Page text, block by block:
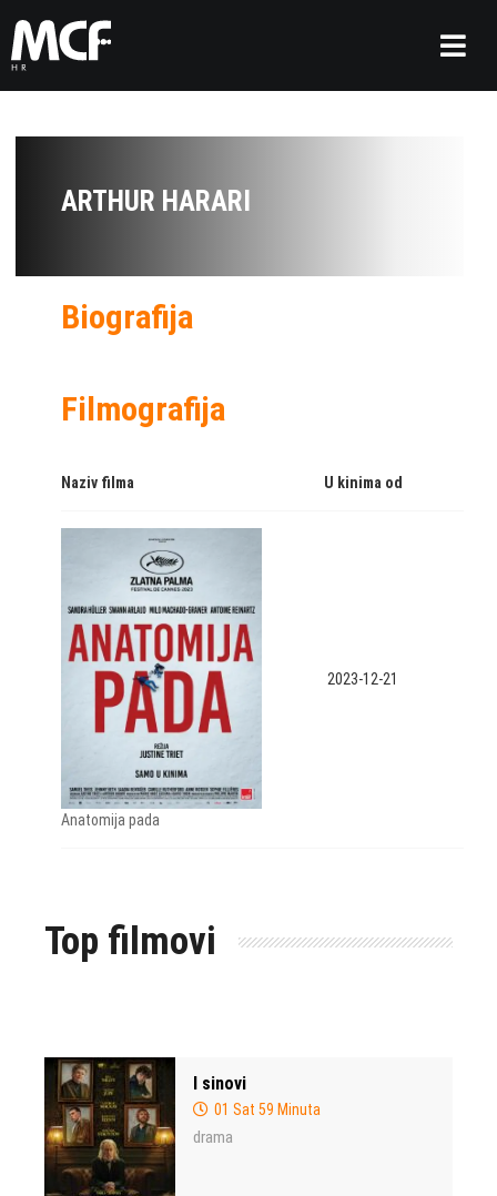
ARTHUR HARARI
Biografija
Filmografija
Naziv filma U kinima od
Anatomija pada
2023-12-21
Top filmovi
I sinovi
01 Sat 59 Minuta
drama